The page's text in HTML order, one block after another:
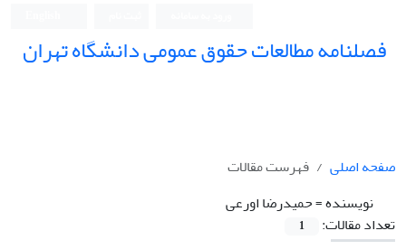
فصلنامه مطالعات حقوق عمومی دانشگاه تهران
صفحه اصلی
فهرست مقالات
نویسنده =حمیدرضا اورعی
تعداد مقالات:
1